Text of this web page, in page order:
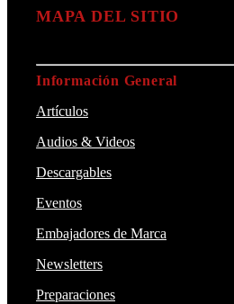
MAPA DEL SITIO
Información General
Artículos
Audios & Videos
Descargables
Eventos
Embajadores de Marca
Newsletters
Preparaciones